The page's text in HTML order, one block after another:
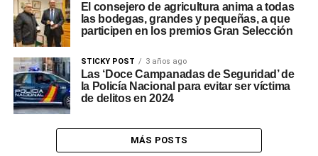
El consejero de agricultura anima a todas
las bodegas, grandes y pequeñas, a que
participen en los premios Gran Selección
STICKY POST 3 años ago
Las ‘Doce Campanadas de Seguridad’ de
la Policía Nacional para evitar ser víctima
de delitos en 2024
MÁS POSTS